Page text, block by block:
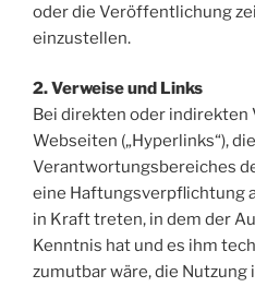
oder die Veröffentlichung
einzustellen.
2. Verweise und Links
Bei direkten oder indirekten
Webseiten („Hyperlinks“),
Verantwortungsbereiches
eine Haftungsverpflichtung
in Kraft treten, in dem der
Kenntnis hat und es ihm
zumutbar wäre, die